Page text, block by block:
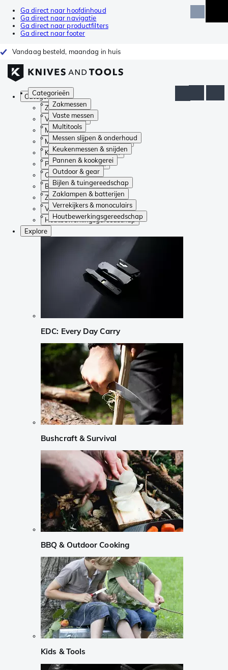
Ga direct naar hoofdinhoud
Ga direct naar navigatie
Ga direct naar productfilters
Ga direct naar footer
Vandaag besteld, maandag in huis
Categorieën
Zakmessen
Vaste messen
Multitools
Messen slijpen & onderhoud
Keukenmessen & snijden
Pannen & kookgerei
Outdoor & gear
Bijlen & tuingereedschap
Zaklampen & batterijen
Verrekijkers & monoculairs
Houtbewerkingsgereedschap
Categorieën
Zakmessen
Vaste messen
Multitools
Messen slijpen & onderhoud
Keukenmessen & snijden
Pannen & kookgerei
Outdoor & gear
Bijlen & tuingereedschap
Zaklampen & batterijen
Verrekijkers & monoculairs
Houtbewerkingsgereedschap
Explore
EDC: Every Day Carry
Bushcraft & Survival
BBQ & Outdoor Cooking
Kids & Tools